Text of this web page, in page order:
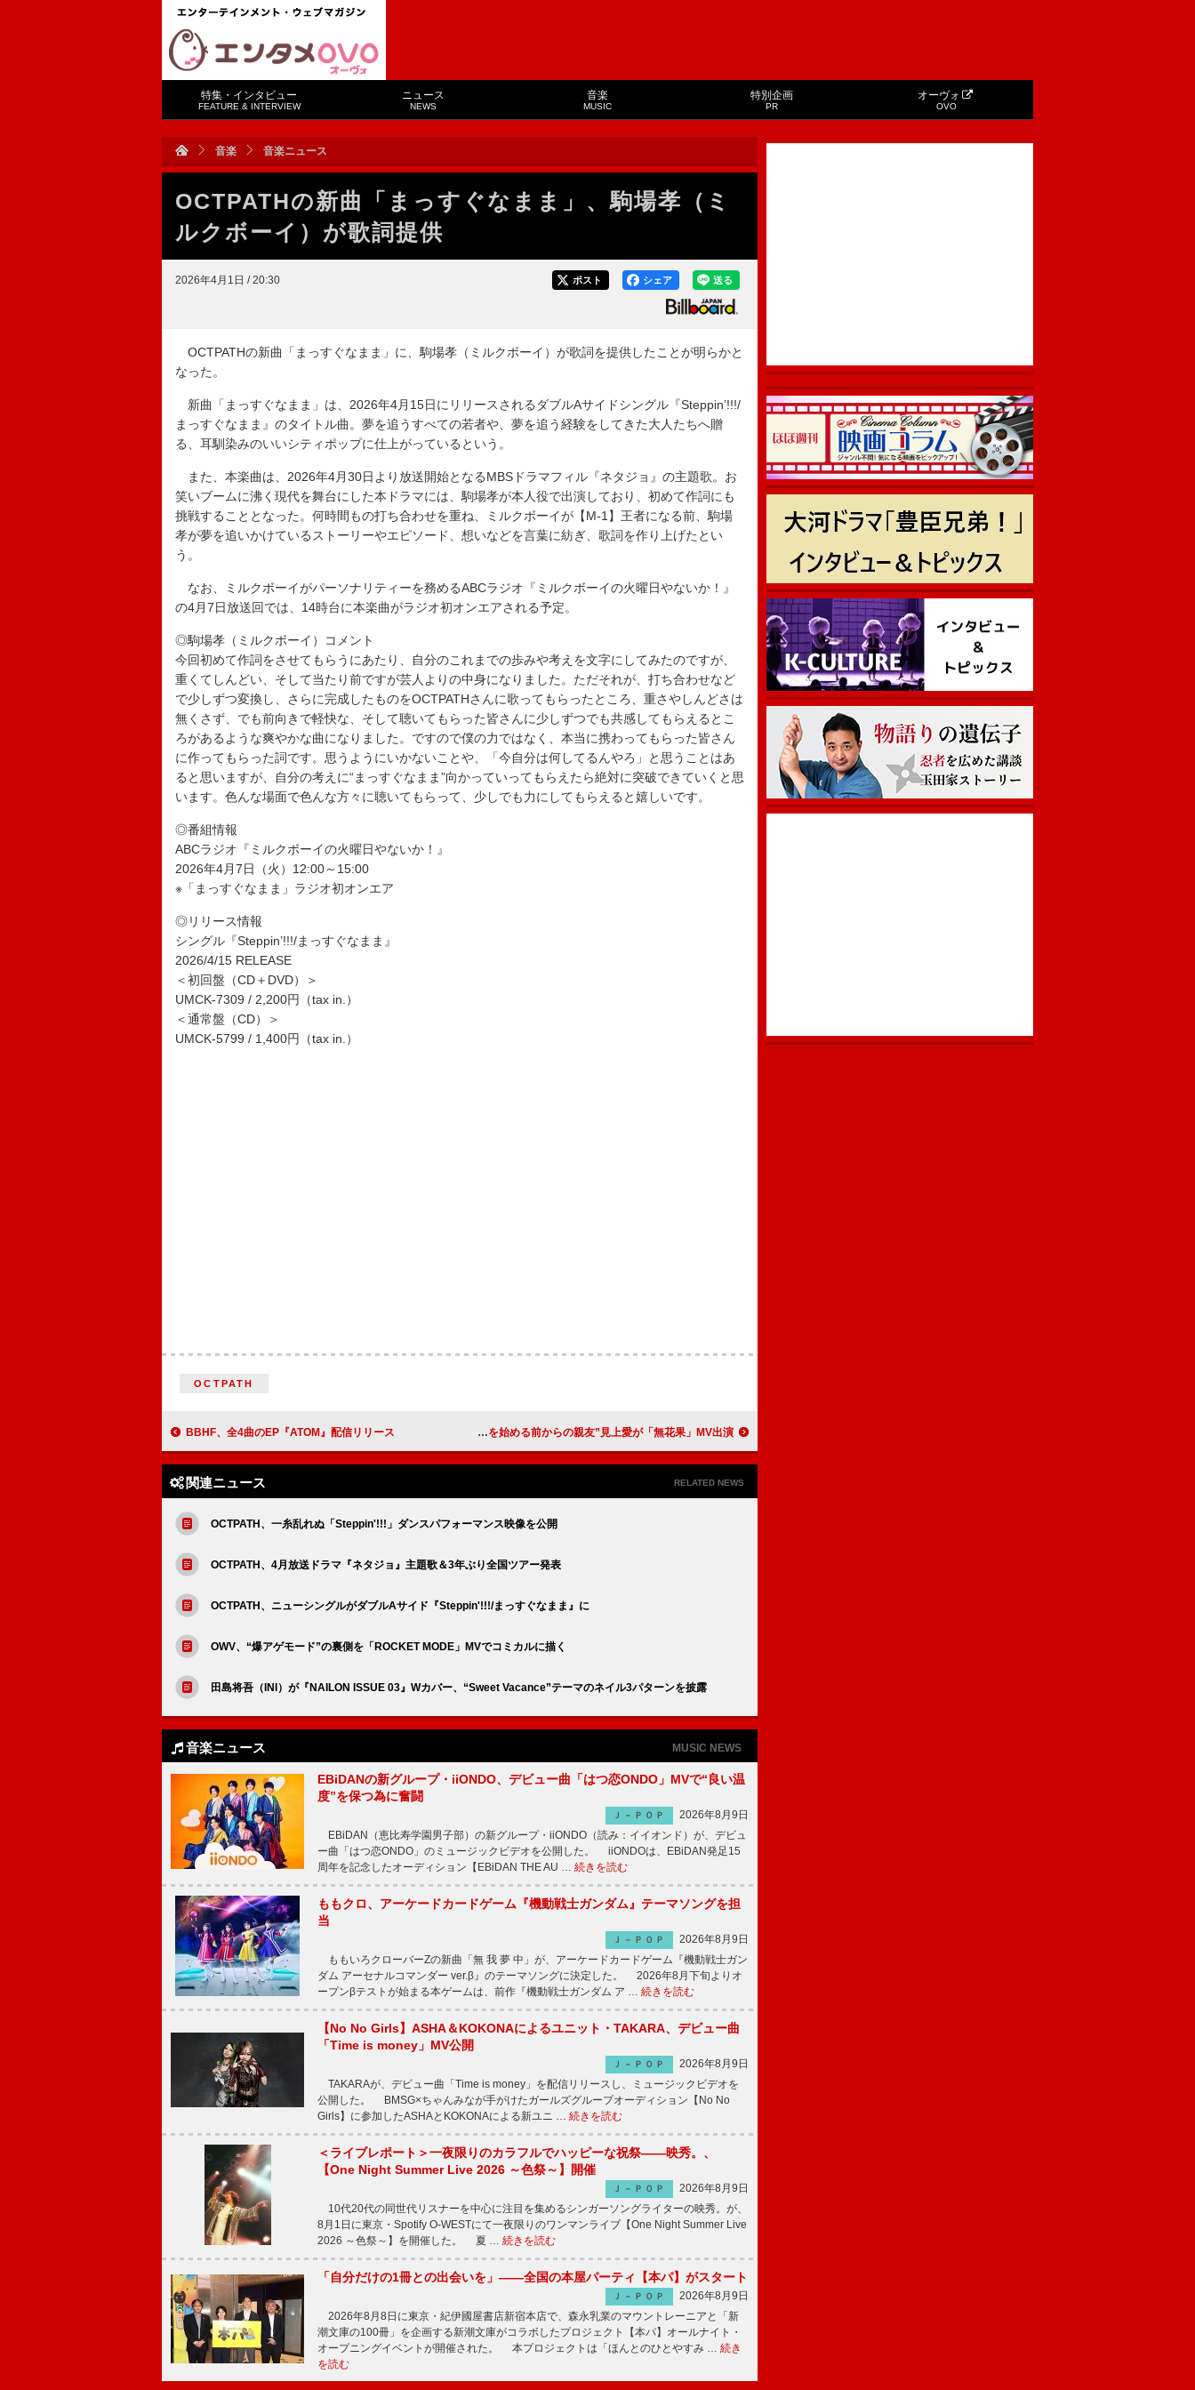
特集・インタビュー
FEATURE & INTERVIEW
ニュース
NEWS
音楽
MUSIC
特別企画
PR
オーヴォ
OVO
音楽 音楽ニュース
OCTPATHの新曲「まっすぐなまま」、駒場孝（ミ
ルクボーイ）が歌詞提供
2026年4月1日 / 20:30 送る
シェア
ポスト
OCTPATHの新曲「まっすぐなまま」に、駒場孝（ミルクボーイ）が歌詞を提供したことが明らかと
なった。
新曲「まっすぐなまま」は、2026年4月15日にリリースされるダブルAサイドシングル『Steppin’!!!/
まっすぐなまま』のタイトル曲。夢を追うすべての若者や、夢を追う経験をしてきた大人たちへ贈
る、耳馴染みのいいシティポップに仕上がっているという。
また、本楽曲は、2026年4月30日より放送開始となるMBSドラマフィル『ネタジョ』の主題歌。お
笑いブームに沸く現代を舞台にした本ドラマには、駒場孝が本人役で出演しており、初めて作詞にも
挑戦することとなった。何時間もの打ち合わせを重ね、ミルクボーイが【M-1】王者になる前、駒場
孝が夢を追いかけているストーリーやエピソード、想いなどを言葉に紡ぎ、歌詞を作り上げたとい
う。
なお、ミルクボーイがパーソナリティーを務めるABCラジオ『ミルクボーイの火曜日やないか！』
の4月7日放送回では、14時台に本楽曲がラジオ初オンエアされる予定。
◎駒場孝（ミルクボーイ）コメント
今回初めて作詞をさせてもらうにあたり、自分のこれまでの歩みや考えを文字にしてみたのですが、
重くてしんどい、そして当たり前ですが芸人よりの中身になりました。ただそれが、打ち合わせなど
で少しずつ変換し、さらに完成したものをOCTPATHさんに歌ってもらったところ、重さやしんどさは
無くさず、でも前向きで軽快な、そして聴いてもらった皆さんに少しずつでも共感してもらえるとこ
ろがあるような爽やかな曲になりました。ですので僕の力ではなく、本当に携わってもらった皆さん
に作ってもらった詞です。思うようにいかないことや、「今自分は何してるんやろ」と思うことはあ
ると思いますが、自分の考えに“まっすぐなまま”向かっていってもらえたら絶対に突破できていくと思
います。色んな場面で色んな方々に聴いてもらって、少しでも力にしてもらえると嬉しいです。
◎番組情報
ABCラジオ『ミルクボーイの火曜日やないか！』
2026年4月7日（火）12:00～15:00
※「まっすぐなまま」ラジオ初オンエア
◎リリース情報
シングル『Steppin’!!!/まっすぐなまま』
2026/4/15 RELEASE
＜初回盤（CD＋DVD）＞
UMCK-7309 / 2,200円（tax in.）
＜通常盤（CD）＞
UMCK-5799 / 1,400円（tax in.）
OCTPATH
BBHF、全4曲のEP『ATOM』配信リリース CLAN QUEEN、メンバーの“活動を始める前からの親友”見上愛が「無花果」MV出演
関連ニュース RELATED NEWS
OCTPATH、一糸乱れぬ「Steppin'!!!」ダンスパフォーマンス映像を公開
OCTPATH、4月放送ドラマ『ネタジョ』主題歌＆3年ぶり全国ツアー発表
OCTPATH、ニューシングルがダブルAサイド『Steppin'!!!/まっすぐなまま』に
OWV、“爆アゲモード”の裏側を「ROCKET MODE」MVでコミカルに描く
田島将吾（INI）が『NAILON ISSUE 03』Wカバー、“Sweet Vacance”テーマのネイル3パターンを披露
音楽ニュース MUSIC NEWS
EBiDANの新グループ・iiONDO、デビュー曲「はつ恋ONDO」MVで“良い温
度”を保つ為に奮闘
Ｊ－ＰＯＰ
2026年8月9日
EBiDAN（恵比寿学園男子部）の新グループ・iiONDO（読み：イイオンド）が、デビュ
ー曲「はつ恋ONDO」のミュージックビデオを公開した。 iiONDOは、EBiDAN発足15
周年を記念したオーディション【EBiDAN THE AU … 続きを読む
ももクロ、アーケードカードゲーム『機動戦士ガンダム』テーマソングを担
当
Ｊ－ＰＯＰ
2026年8月9日
ももいろクローバーZの新曲「無 我 夢 中」が、アーケードカードゲーム『機動戦士ガン
ダム アーセナルコマンダー ver.β』のテーマソングに決定した。 2026年8月下旬よりオ
ープンβテストが始まる本ゲームは、前作『機動戦士ガンダム ア … 続きを読む
【No No Girls】ASHA＆KOKONAによるユニット・TAKARA、デビュー曲
「Time is money」MV公開
Ｊ－ＰＯＰ
2026年8月9日
TAKARAが、デビュー曲「Time is money」を配信リリースし、ミュージックビデオを
公開した。 BMSG×ちゃんみなが手がけたガールズグループオーディション【No No
Girls】に参加したASHAとKOKONAによる新ユニ … 続きを読む
＜ライブレポート＞一夜限りのカラフルでハッピーな祝祭――映秀。、
【One Night Summer Live 2026 ～色祭～】開催
Ｊ－ＰＯＰ
2026年8月9日
10代20代の同世代リスナーを中心に注目を集めるシンガーソングライターの映秀。が、
8月1日に東京・Spotify O-WESTにて一夜限りのワンマンライブ【One Night Summer Live
2026 ～色祭～】を開催した。 夏 … 続きを読む
「自分だけの1冊との出会いを」――全国の本屋パーティ【本パ】がスタート
Ｊ－ＰＯＰ
2026年8月9日
2026年8月8日に東京・紀伊國屋書店新宿本店で、森永乳業のマウントレーニアと「新
潮文庫の100冊」を企画する新潮文庫がコラボしたプロジェクト【本パ】オールナイト・
オープニングイベントが開催された。 本プロジェクトは「ほんとのひとやすみ … 続き
を読む